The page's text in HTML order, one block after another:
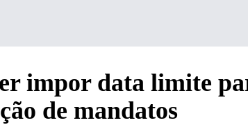
impor data limite
de mandatos